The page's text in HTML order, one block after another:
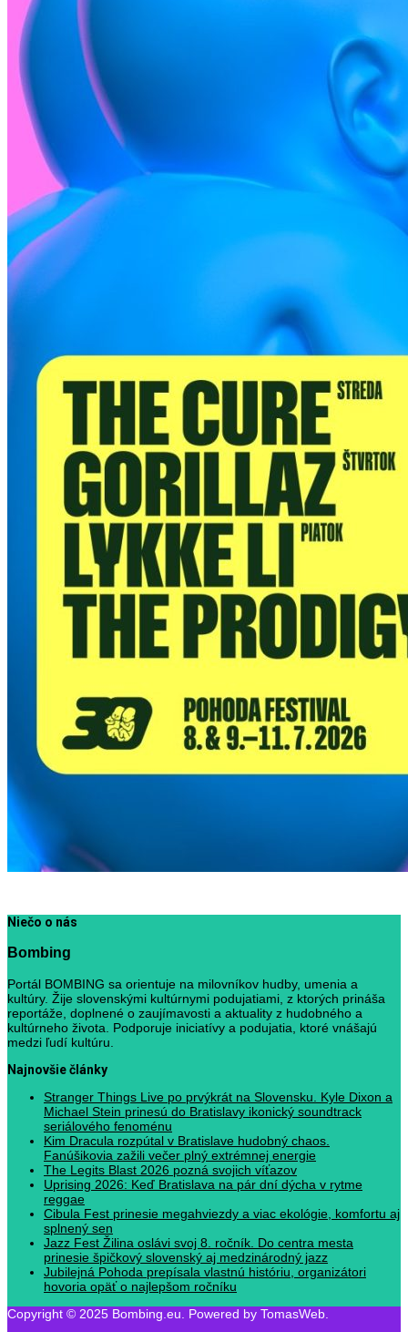
Niečo o nás
Bombing
Portál BOMBING sa orientuje na milovníkov hudby, umenia a
kultúry. Žije slovenskými kultúrnymi podujatiami, z ktorých prináša
reportáže, doplnené o zaujímavosti a aktuality z hudobného a
kultúrneho života. Podporuje iniciatívy a podujatia, ktoré vnášajú
medzi ľudí kultúru.
Najnovšie články
Stranger Things Live po prvýkrát na Slovensku. Kyle Dixon a
Michael Stein prinesú do Bratislavy ikonický soundtrack
seriálového fenoménu
Kim Dracula rozpútal v Bratislave hudobný chaos.
Fanúšikovia zažili večer plný extrémnej energie
The Legits Blast 2026 pozná svojich víťazov
Uprising 2026: Keď Bratislava na pár dní dýcha v rytme
reggae
Cibula Fest prinesie megahviezdy a viac ekológie, komfortu aj
splnený sen
Jazz Fest Žilina oslávi svoj 8. ročník. Do centra mesta
prinesie špičkový slovenský aj medzinárodný jazz
Jubilejná Pohoda prepísala vlastnú históriu, organizátori
hovoria opäť o najlepšom ročníku
Copyright © 2025 Bombing.eu. Powered by TomasWeb.